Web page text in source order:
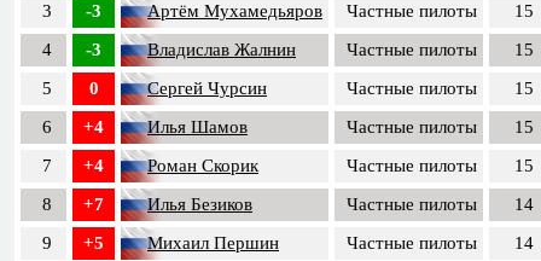
3
-3 Артём Мухамедьяров Частные пилоты
15
4
-3 Владислав Жалнин Частные пилоты
15
5
0 Сергей Чурсин Частные пилоты
15
6
+4 Илья Шамов Частные пилоты
15
7
+4 Роман Скорик Частные пилоты
15
8
+7 Илья Безиков Частные пилоты
14
9
+5 Михаил Першин Частные пилоты
14